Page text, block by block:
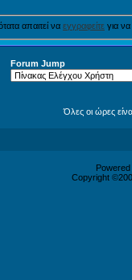
απαιτεί να εγγραφείτε για
Forum Jump
Όλες οι ώρες
Copyright